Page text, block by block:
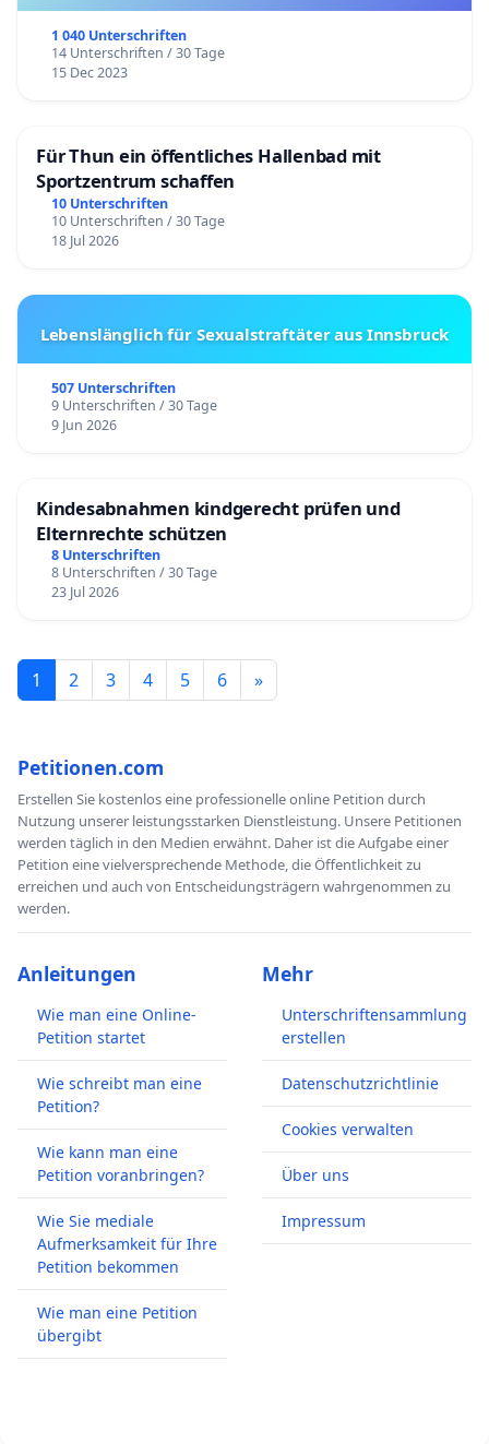
1 040 Unterschriften
14 Unterschriften / 30 Tage
15 Dec 2023
Für Thun ein öffentliches Hallenbad mit
Sportzentrum schaffen
10 Unterschriften
10 Unterschriften / 30 Tage
18 Jul 2026
Lebenslänglich für Sexualstraftäter aus Innsbruck
507 Unterschriften
9 Unterschriften / 30 Tage
9 Jun 2026
Kindesabnahmen kindgerecht prüfen und
Elternrechte schützen
8 Unterschriften
8 Unterschriften / 30 Tage
23 Jul 2026
1 2 3 4 5 6 »
Petitionen.com
Erstellen Sie kostenlos eine professionelle online Petition durch
Nutzung unserer leistungsstarken Dienstleistung. Unsere Petitionen
werden täglich in den Medien erwähnt. Daher ist die Aufgabe einer
Petition eine vielversprechende Methode, die Öffentlichkeit zu
erreichen und auch von Entscheidungsträgern wahrgenommen zu
werden.
Anleitungen
Wie man eine Online-
Petition startet
Wie schreibt man eine
Petition?
Wie kann man eine
Petition voranbringen?
Wie Sie mediale
Aufmerksamkeit für Ihre
Petition bekommen
Wie man eine Petition
übergibt
Mehr
Unterschriftensammlung
erstellen
Datenschutzrichtlinie
Cookies verwalten
Über uns
Impressum